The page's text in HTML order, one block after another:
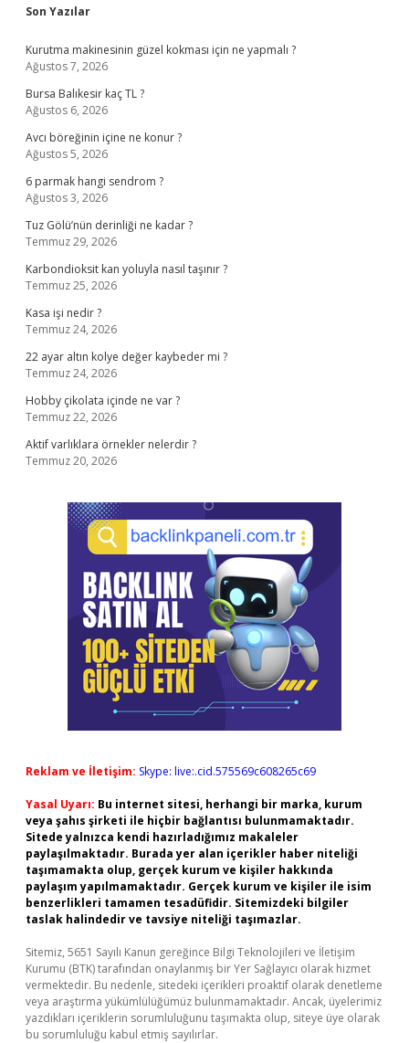
Sidebar
Son Yazılar
Kurutma makinesinin güzel kokması için ne yapmalı ?
Ağustos 7, 2026
Bursa Balıkesir kaç TL ?
Ağustos 6, 2026
Avcı böreğinin içine ne konur ?
Ağustos 5, 2026
6 parmak hangi sendrom ?
Ağustos 3, 2026
Tuz Gölü’nün derinliği ne kadar ?
Temmuz 29, 2026
Karbondioksit kan yoluyla nasıl taşınır ?
Temmuz 25, 2026
Kasa işi nedir ?
Temmuz 24, 2026
22 ayar altın kolye değer kaybeder mi ?
Temmuz 24, 2026
Hobby çikolata içinde ne var ?
Temmuz 22, 2026
Aktif varlıklara örnekler nelerdir ?
Temmuz 20, 2026
Reklam ve İletişim: Skype: live:.cid.575569c608265c69
Yasal Uyarı: Bu internet sitesi, herhangi bir marka, kurum
veya şahıs şirketi ile hiçbir bağlantısı bulunmamaktadır.
Sitede yalnızca kendi hazırladığımız makaleler
paylaşılmaktadır. Burada yer alan içerikler haber niteliği
taşımamakta olup, gerçek kurum ve kişiler hakkında
paylaşım yapılmamaktadır. Gerçek kurum ve kişiler ile isim
benzerlikleri tamamen tesadüfidir. Sitemizdeki bilgiler
taslak halindedir ve tavsiye niteliği taşımazlar.
Sitemiz, 5651 Sayılı Kanun gereğince Bilgi Teknolojileri ve İletişim
Kurumu (BTK) tarafından onaylanmış bir Yer Sağlayıcı olarak hizmet
vermektedir. Bu nedenle, sitedeki içerikleri proaktif olarak denetleme
veya araştırma yükümlülüğümüz bulunmamaktadır. Ancak, üyelerimiz
yazdıkları içeriklerin sorumluluğunu taşımakta olup, siteye üye olarak
bu sorumluluğu kabul etmiş sayılırlar.